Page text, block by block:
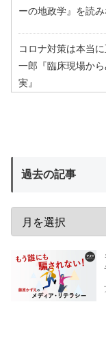
ーの地政学』を読み
コロナ対策は本当
一郎『臨床現場か
実』
過去の記事